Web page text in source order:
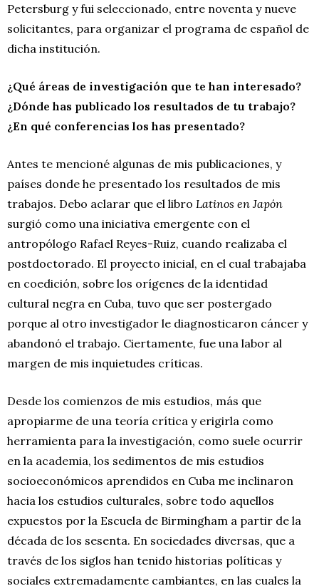
Petersburg y fui seleccionado, entre noventa y nueve
solicitantes, para organizar el programa de español de
dicha institución.
¿Qué áreas de investigación que te han interesado?
¿Dónde has publicado los resultados de tu trabajo?
¿En qué conferencias los has presentado?
Antes te mencioné algunas de mis publicaciones, y
países donde he presentado los resultados de mis
trabajos. Debo aclarar que el libro Latinos en Japón
surgió como una iniciativa emergente con el
antropólogo Rafael Reyes-Ruiz, cuando realizaba el
postdoctorado. El proyecto inicial, en el cual trabajaba
en coedición, sobre los orígenes de la identidad
cultural negra en Cuba, tuvo que ser postergado
porque al otro investigador le diagnosticaron cáncer y
abandonó el trabajo. Ciertamente, fue una labor al
margen de mis inquietudes críticas.
Desde los comienzos de mis estudios, más que
apropiarme de una teoría crítica y erigirla como
herramienta para la investigación, como suele ocurrir
en la academia, los sedimentos de mis estudios
socioeconómicos aprendidos en Cuba me inclinaron
hacia los estudios culturales, sobre todo aquellos
expuestos por la Escuela de Birmingham a partir de la
década de los sesenta. En sociedades diversas, que a
través de los siglos han tenido historias políticas y
sociales extremadamente cambiantes, en las cuales la